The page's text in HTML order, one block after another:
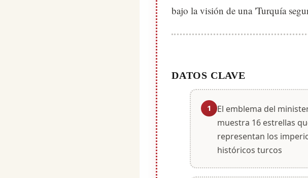
bajo la visión de una 'Turquía
DATOS CLAVE
1
El emblema del
muestra 16 estrellas
representan los
históricos turcos